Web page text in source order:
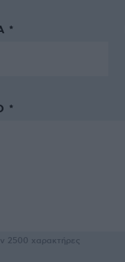
*
*
2500 χαρακτήρες